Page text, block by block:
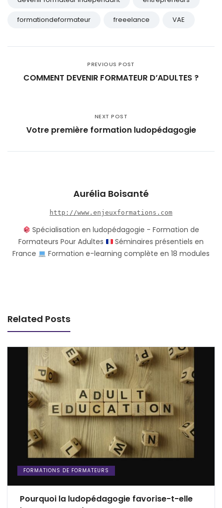
formationdeformateur freeelance VAE
PREVIOUS POST
COMMENT DEVENIR FORMATEUR D’ADULTES ?
NEXT POST
Votre première formation ludopédagogie
Aurélia Boisanté
http://www.enjeuxformations.com
Spécialisation en ludopédagogie - Formation de
Formateurs Pour Adultes
Séminaires présentiels en
France
Formation e-learning complète en 18 modules
Related Posts
FORMATIONS DE FORMATEURS
Pourquoi la ludopédagogie favorise-t-elle